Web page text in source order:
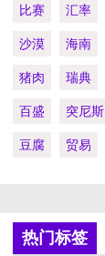
比赛
汇率
沙漠
海南
猪肉
瑞典
百盛
突尼斯
豆腐
贸易
热门标签